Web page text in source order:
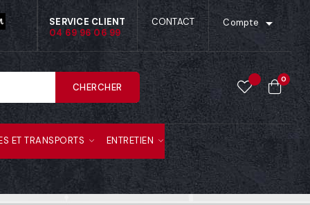
SERVICE CLIENT
04 69 96 06 99
CONTACT Compte 
CHERCHER
0
ET TRANSPORTS ENTRETIEN